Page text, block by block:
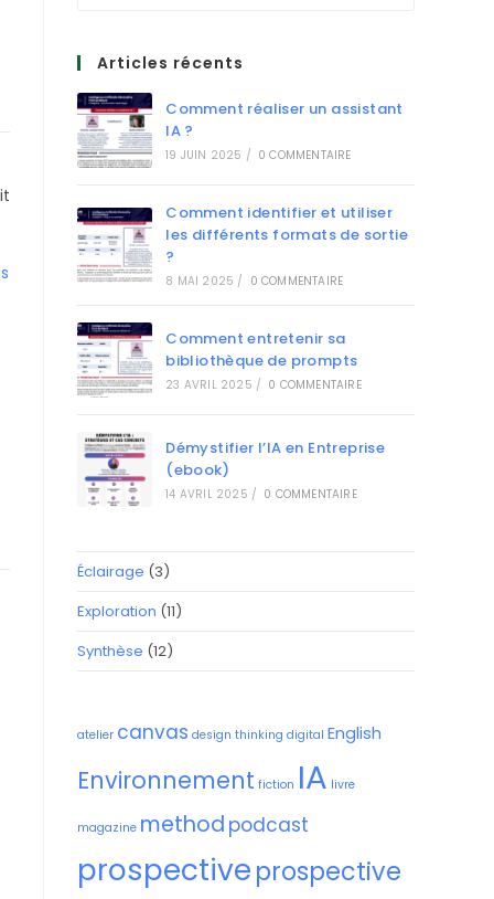
Articles récents
Comment réaliser un assistant
IA ?
19 JUIN 2025 / 0 COMMENTAIRE
Comment identifier et utiliser
les différents formats de sortie
?
8 MAI 2025 / 0 COMMENTAIRE
Comment entretenir sa
bibliothèque de prompts
23 AVRIL 2025 / 0 COMMENTAIRE
Démystifier l’IA en Entreprise
(ebook)
14 AVRIL 2025 / 0 COMMENTAIRE
Éclairage (3)
Exploration (11)
Synthèse (12)
atelier canvas design thinking digital English
Environnement fiction IA livre
magazine method podcast
prospectiveprospective